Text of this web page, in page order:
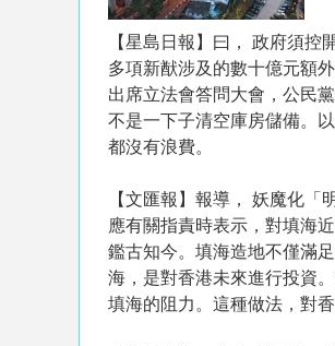
【星島日報】曰， 政府須
多項新猷涉及的數十億元額
出席立法會答問大會，公民
不是一下子清空庫房儲備。
都沒有浪費。
【文匯報】報導， 妖魔化
應有關指責時表示，對填海
鑑古知今。填海造地不僅滿
海，是對香港未來進行投資
填海的阻力。這種做法，對